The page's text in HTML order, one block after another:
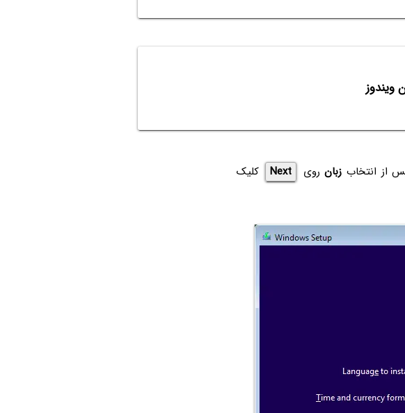
از انتخاب زبانروی Next
کلیک